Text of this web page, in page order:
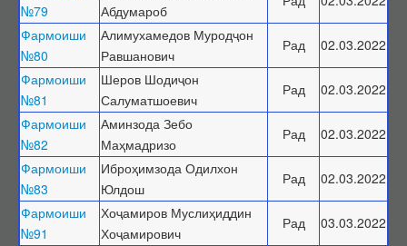
№79
Абдумароб
Фармоиши
№80
Алимухамедов Муродҷон
Равшанович
Рад
02.03.2022
Фармоиши
№81
Шеров Шодиҷон
Салуматшоевич
Рад
02.03.2022
Фармоиши
№82
Аминзода Зебо
Маҳмадризо
Рад
02.03.2022
Фармоиши
№83
Иброҳимзода Одилхон
Юлдош
Рад
02.03.2022
Фармоиши
№91
Хоҷамиров Муслиҳиддин
Хоҷамирович
Рад
03.03.2022